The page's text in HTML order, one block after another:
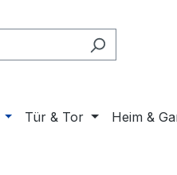
Tür & Tor Heim &